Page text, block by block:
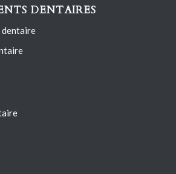
DENTAIRES